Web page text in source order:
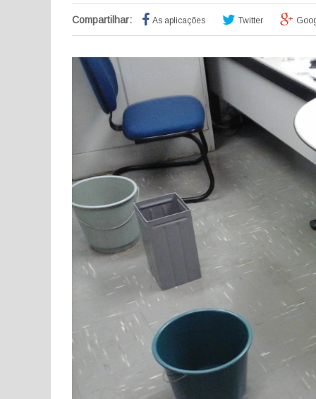
Compartilhar: As aplicações Twitter